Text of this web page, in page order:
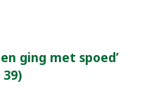
ging met spoed’
39)